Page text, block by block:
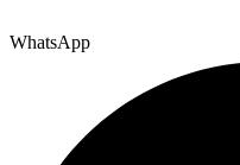
WhatsApp